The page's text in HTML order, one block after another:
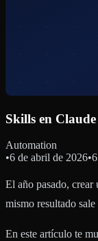
Skills en
Automation
•6 de abril de 2026•
El año pasado,
mismo resultado
En este artículo te